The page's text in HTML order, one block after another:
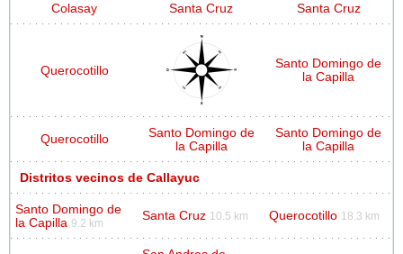
Colasay Santa Cruz Santa Cruz
Querocotillo
Santo Domingo de
la Capilla
Querocotillo
Santo Domingo de
la Capilla
Santo Domingo de
la Capilla
Distritos vecinos de Callayuc
Santo Domingo de
la Capilla 9.2 km
Santa Cruz 10.5 km Querocotillo 18.3 km